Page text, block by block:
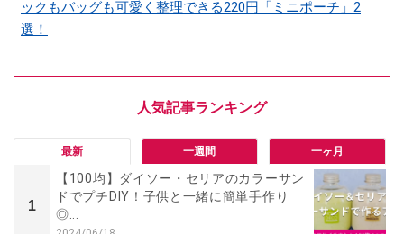
ックもバッグも可愛く整理できる220円「ミニポーチ」2
選！
最新 一週間 一ヶ月
1
【100均】ダイソー・セリアのカラーサン
ドでプチDIY！子供と一緒に簡単手作り
◎...